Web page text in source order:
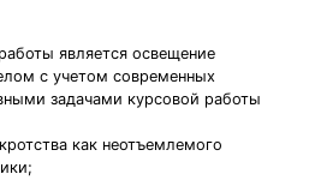
является освещение
с учетом современных
задачами курсовой работы
как неотъемлемого